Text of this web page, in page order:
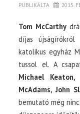
PUBLIKÁLTA 2015.
Tom McCarthy
díjas
katolikus egyház
tussol el. A
Michael
McAdams, John
bemutató még